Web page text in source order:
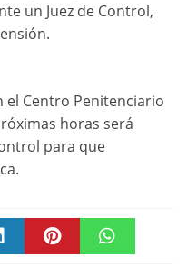
un Juez de Control,
Centro Penitenciario
horas será
para que